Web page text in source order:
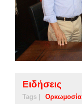
Ειδήσεις
Tags | Ορκωμοσία